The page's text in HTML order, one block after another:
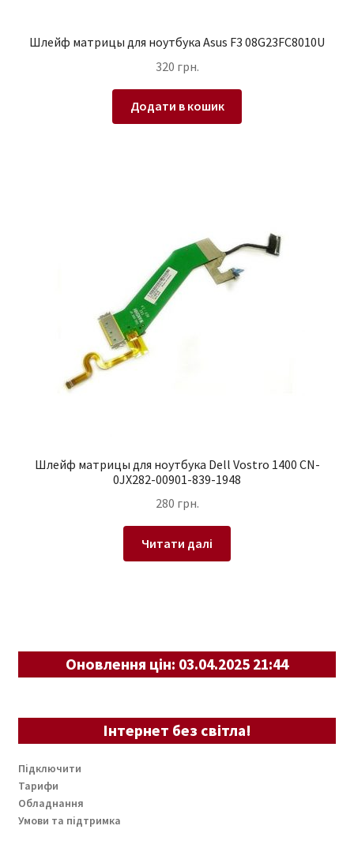
Шлейф матрицы для ноутбука Asus F3 08G23FC8010U
320 грн.
Додати в кошик
Шлейф матрицы для ноутбука Dell Vostro 1400 CN-
0JX282-00901-839-1948
280 грн.
Читати далі
Оновлення цін: 03.04.2025 21:44
Інтернет без світла!
Підключити
Тарифи
Обладнання
Умови та підтримка